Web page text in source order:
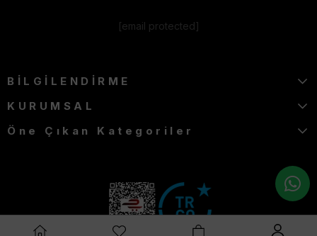
[email protected]
BİLGİLENDİRME
KURUMSAL
Öne Çıkan Kategoriler